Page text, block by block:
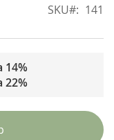
SKU
141
14%
22%